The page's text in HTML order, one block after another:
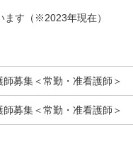
ます（※2023年現在）
募集＜常勤・准看護師＞
募集＜常勤・准看護師＞